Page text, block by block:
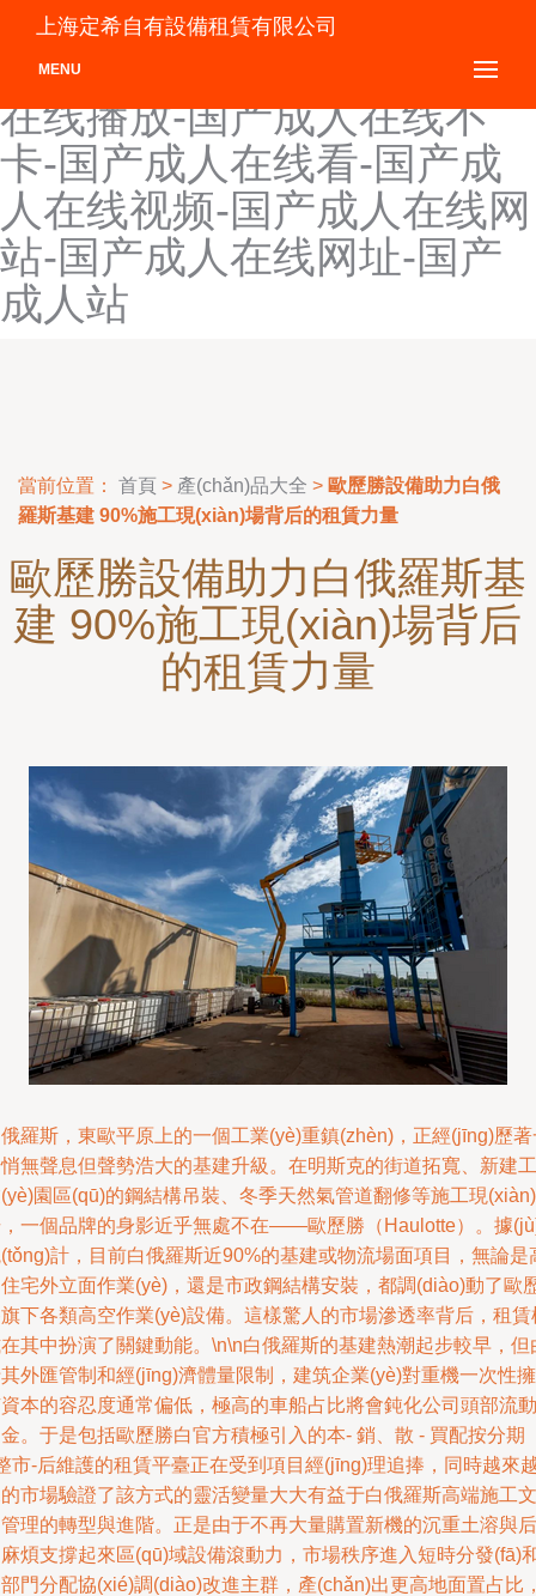
国产成人影院-国产成人原
创-国产成人在线-国产成人
在线播放-国产成人在线不
卡-国产成人在线看-国产成
人在线视频-国产成人在线网
站-国产成人在线网址-国产
成人站
上海定希自有設備租賃有限公司
MENU
當前位置： 首頁 > 產(chǎn)品大全 > 歐歷勝設備助力白俄
羅斯基建 90%施工現(xiàn)場背后的租賃力量
歐歷勝設備助力白俄羅斯基
建 90%施工現(xiàn)場背后
的租賃力量
羅斯，東歐平原上的一個工業(yè)重鎮(zhèn)，正經(jīng)歷著
無聲息但聲勢浩大的基建升級。在明斯克的街道拓寬、新建工
園區(qū)的鋼結構吊裝、冬季天然氣管道翻修等施工現(xiàn)
一個品牌的身影近乎無處不在——歐歷勝（Haulotte）。據
計，目前白俄羅斯近90%的基建或物流場面項目，無論是
宅外立面作業(yè)，還是市政鋼結構安裝，都調(diào)動了歐
下各類高空作業(yè)設備。這樣驚人的市場滲透率背后，租賃
其中扮演了關鍵動能。\n\n白俄羅斯的基建熱潮起步較早，但
外匯管制和經(jīng)濟體量限制，建筑企業(yè)對重機一次性擁
本的容忍度通常偏低，極高的車船占比將會鈍化公司頭部流動
。于是包括歐歷勝白官方積極引入的本- 銷、散 - 買配按分期
市-后維護的租賃平臺正在受到項目經(jīng)理追捧，同時越來
市場驗證了該方式的靈活變量大大有益于白俄羅斯高端施工文
理的轉型與進階。正是由于不再大量購置新機的沉重土溶與后
煩支撐起來區(qū)域設備滾動力，市場秩序進入短時分發(fā)
門分配協(xié)調(diào)改進主群，產(chǎn)出更高地面置占比